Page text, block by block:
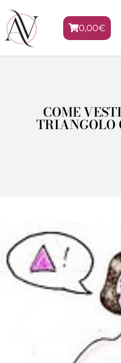
0,00€
COME
TRIANGOLO